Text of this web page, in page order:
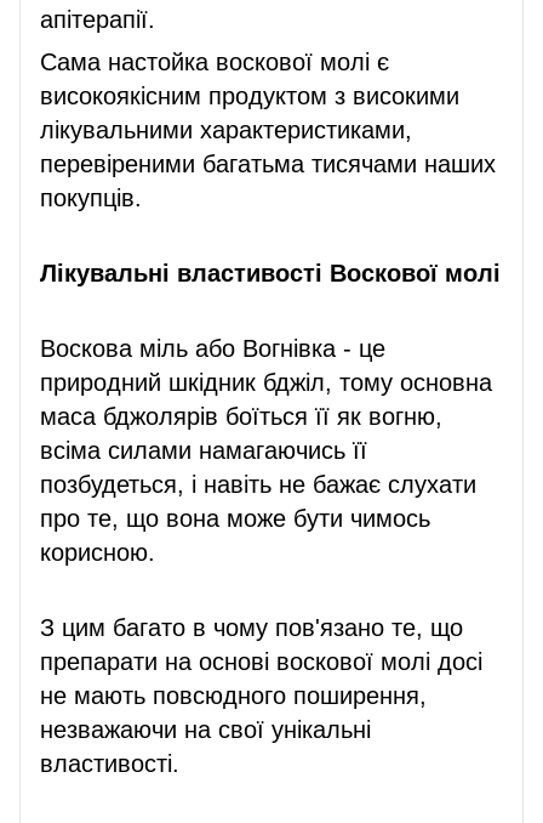
апітерапії.
Сама настойка воскової молі є
високоякісним продуктом з високими
лікувальними характеристиками,
перевіреними багатьма тисячами наших
покупців.
Лікувальні властивості Воскової молі
Воскова міль або Вогнівка - це
природний шкідник бджіл, тому основна
маса бджолярів боїться її як вогню,
всіма силами намагаючись її
позбудеться, і навіть не бажає слухати
про те, що вона може бути чимось
корисною.
З цим багато в чому пов'язано те, що
препарати на основі воскової молі досі
не мають повсюдного поширення,
незважаючи на свої унікальні
властивості.